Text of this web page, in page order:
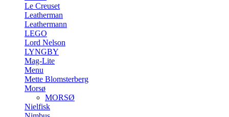
Le Creuset
Leatherman
Leathermann
LEGO
Lord Nelson
LYNGBY
Mag-Lite
Menu
Mette Blomsterberg
Morsø
MORSØ
Nielfisk